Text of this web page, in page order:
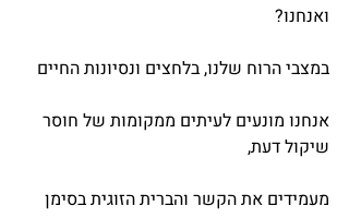
ואנחנו?
במצבי הרוח שלנו, בלחצים ונסיונות החיים
אנחנו מונעים לעיתים ממקומות של חוסר
שיקול דעת,
מעמידים את הקשר והברית הזוגית בסימן